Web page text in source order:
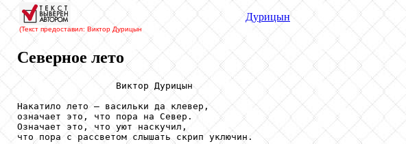
(Текст предоставил: Виктор Дурицын
Дурицын
Северное лето
                  Виктор Дурицын
Накатило лето – васильки да клевер,
означает это, что пора на Север.
Означает это, что уют наскучил,
что пора с рассветом слышать скрип уключин.